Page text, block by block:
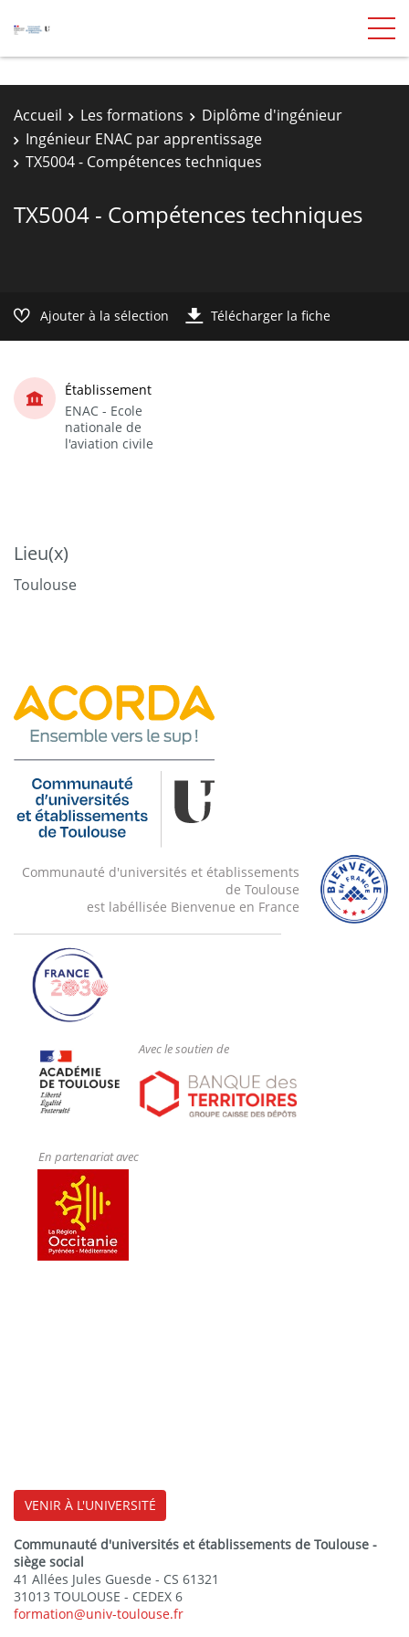
Accueil Les formations
Diplôme d'ingénieur
Ingénieur ENAC par apprentissage
TX5004 - Compétences techniques
TX5004 - Compétences techniques
Ajouter à la sélection Télécharger la fiche
Établissement
ENAC - Ecole
nationale de
l'aviation civile
Lieu(x)
Toulouse
Communauté d'universités et établissements
de Toulouse
est labéllisée Bienvenue en France
Avec le soutien de
En partenariat avec
VENIR À L'UNIVERSITÉ
Communauté d'universités et établissements de Toulouse -
siège social
41 Allées Jules Guesde - CS 61321
31013 TOULOUSE - CEDEX 6
formation@univ-toulouse.fr